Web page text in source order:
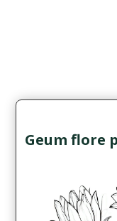
Geum flore